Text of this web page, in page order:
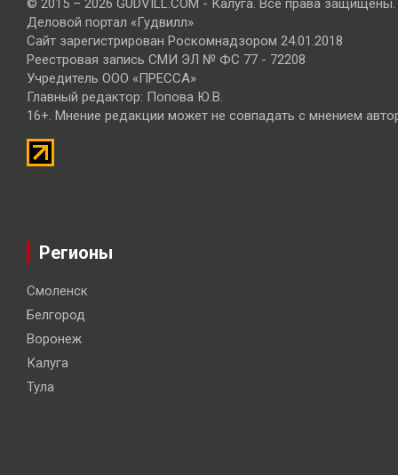
© 2015 – 2026 GUDVILL.COM - Калуга. Все права защищены.
Деловой портал «Гудвилл»
Сайт зарегистрирован Роскомнадзором 24.01.2018
Реестровая запись СМИ ЭЛ № ФС 77 - 72208
Учредитель ООО «ПРЕССА»
Главный редактор: Попова Ю.В.
16+. Мнение редакции может не совпадать с мнением
Регионы
Смоленск
Белгород
Воронеж
Калуга
Тула